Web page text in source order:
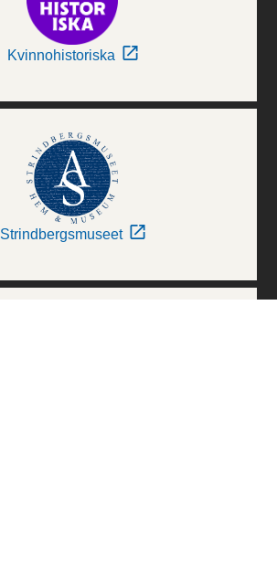
Kvinnohistoriska
Strindbergsmuseet